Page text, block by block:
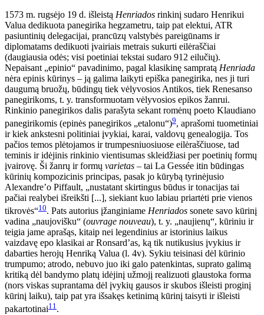
1573 m. rugsėjo 19 d. išleistą Henriados rinkinį sudaro Henrikui
Valua dedikuota panegirika hegzametru, taip pat elektui, ATR
pasiuntinių delegacijai, prancūzų valstybės pareigūnams ir
diplomatams dedikuoti įvairiais metrais sukurti eilėraščiai
(daugiausia odės; visi poetiniai tekstai sudaro 912 eilučių).
Nepaisant „epinio“ pavadinimo, pagal klasikinę sampratą Henriada
nėra epinis kūrinys – ją galima laikyti epiška panegirika, nes ji turi
daugumą bruožų, būdingų tiek vėlyvosios Antikos, tiek Renesanso
panegirikoms, t. y. transformuotam vėlyvosios epikos žanrui.
Rinkinio panegirikos dalis parašyta sekant romėnų poeto Klaudiano
panegirikomis (epinės panegirikos „etalonu“)9, aprašomi tuometiniai
ir kiek ankstesni politiniai įvykiai, karai, valdovų genealogija. Tos
pačios temos plėtojamos ir trumpesniuosiuose eilėraščiuose, tad
teminis ir idėjinis rinkinio vientisumas skleidžiasi per poetinių formų
įvairovę. Ši žanrų ir formų varietas – tai La Gessée itin būdingas
kūrinių kompozicinis principas, pasak jo kūrybą tyrinėjusio
Alexandre’o Piffault, „nustatant skirtingus būdus ir tonacijas tai
pačiai realybei išreikšti [...], siekiant kuo labiau priartėti prie vienos
tikrovės“10. Pats autorius įžanginiame Henriados sonete savo kūrinį
vadina „naujovišku“ (ouvrage nouveau), t. y. „naujienų“, kūriniu ir
teigia jame aprašąs, kitaip nei legendinius ar istorinius laikus
vaizdavę epo klasikai ar Ronsard’as, ką tik nutikusius įvykius ir
dabarties herojų Henriką Valua (l. 4v). Sykiu teisinasi dėl kūrinio
trumpumo; atrodo, nebuvo juo iki galo patenkintas, suprato galimą
kritiką dėl bandymo platų idėjinį užmojį realizuoti glaustoka forma
(nors viskas suprantama dėl įvykių gausos ir skubos išleisti proginį
kūrinį laiku), taip pat yra išsakęs ketinimą kūrinį taisyti ir išleisti
pakartotinai11.